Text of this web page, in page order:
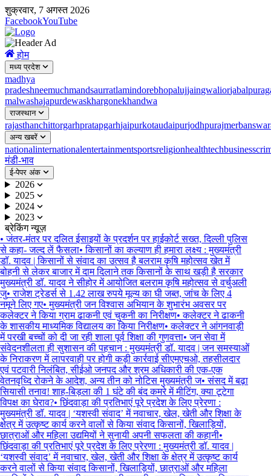
शुक्रवार, 7 अगस्त 2026
FacebookYouTube
होम
मध्य प्रदेश
madhya
pradeshneemuchmandsaurratlamindorebhopalujjaingwaliorjabalpur
malwashajapurdewaskhargonekhandwa
राजस्थान
rajasthanchittorgarhpratapgarhjaipurkotaudaipurjodhpurajmer
अन्य खबरें
nationalinternationalentertainmentsportsreligionhealthtechbusiness
मंडी-भाव
ई-पेपर अंक
2026
2025
2024
2023
ब्रेकिंग न्यूज़
जंतर-मंतर पर दलित ईसाइयों के प्रदर्शन पर हाईकोर्ट सख्त, दिल्ली पुलिस
कहा- जल्द लें फैसला• किसानों का कल्याण ही हमारा लक्ष्य : मुख्यमंत्री
यादव | किसानों से संवाद का उत्सव है बलराम कृषि महोत्सव खेत में
से लेकर बाजार में दाम दिलाने तक किसानों के साथ खड़ी है सरकार
डॉ. यादव ने सीहोर में आयोजित बलराम कृषि महोत्सव से वर्चुअली
• राजेश ट्रेडर्स से 1.42 लाख रुपये मूल्य का घी जब्त, जांच के लिए 4
लिए गए• मुख्यमंत्री जन विश्वास अभियान के शुभारंभ अवसर पर
ने किया ग्राम ढाकनी एवं चुकनी का निरीक्षण• कलेक्टर ने ढाकनी
शासकीय माध्यमिक विद्यालय का किया निरीक्षण• कलेक्टर ने आंगनवाड़ी
परखी बच्चों को दी जा रही शाला पूर्व शिक्षा की गुणवत्ता• जन सेवा में
ही सुशासन की पहचान : मुख्यमंत्री डॉ. यादव | जन समस्याओं
निराकरण में लापरवाही पर होगी कड़ी कार्रवाई सीएमएचओ, तहसीलदार
पटवारी निलंबित, सीईओ जनपद और श्रम अधिकारी की एक-एक
रोकने के आदेश, अन्य तीन को नोटिस मुख्यमंत्री ज• संसद में बढ़ा
तनाव! शाह-बिड़ला की 1 घंटे की बंद कमरे में मीटिंग, क्या टूटेगा
का घेराव?• छिंदवाड़ा की प्रतिभाएं पूरे प्रदेश के लिए प्रेरणा :
डॉ. यादव | ‘यशस्वी संवाद’ में नवाचार, खेल, खेती और शिक्षा के
में उत्कृष्ट कार्य करने वालों से किया संवाद किसानों, खिलाड़ियों,
और महिला उद्यमियों ने सुनायी अपनी सफलता की कहानी•
की प्रतिभाएं पूरे प्रदेश के लिए प्रेरणा : मुख्यमंत्री डॉ. यादव |
संवाद’ में नवाचार, खेल, खेती और शिक्षा के क्षेत्र में उत्कृष्ट कार्य
वालों से किया संवाद किसानों, खिलाड़ियों, छात्राओं और महिला